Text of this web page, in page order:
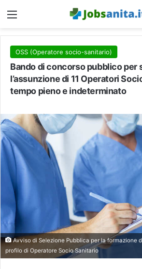
Menu
OSS (Operatore socio-sanitario)
Bando di concorso pubblico per
l’assunzione di 11 Operatori
tempo pieno e indeterminato
Avviso di Selezione Pubblica per la formazione
profilo di Operatore Socio Sanitario